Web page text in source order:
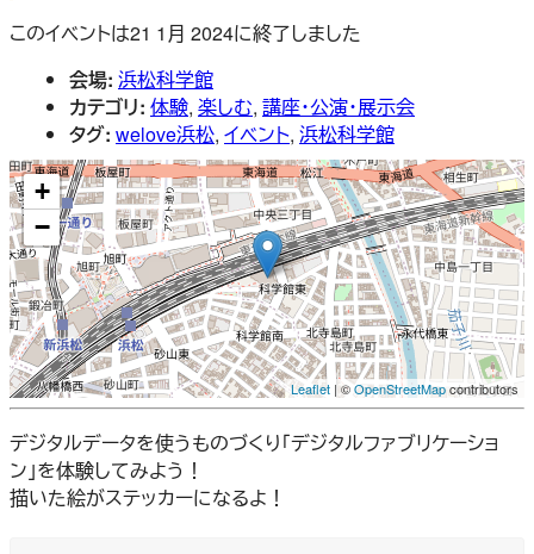
このイベントは21 1月 2024に終了しました
会場: 浜松科学館
カテゴリ: 体験, 楽しむ, 講座・公演・展示会
タグ: welove浜松, イベント, 浜松科学館
+
−
Leaflet | ©OpenStreetMapcontributors
デジタルデータを使うものづくり「デジタルファブリケーショ
ン」を体験してみよう！
描いた絵がステッカーになるよ！